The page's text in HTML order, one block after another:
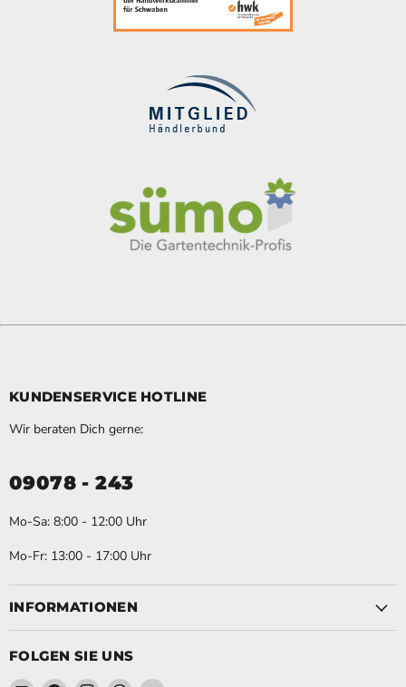
KUNDENSERVICE HOTLINE
Wir beraten Dich gerne:
09078 - 243
Mo-Sa: 8:00 - 12:00 Uhr
Mo-Fr: 13:00 - 17:00 Uhr
INFORMATIONEN
FOLGEN SIE UNS